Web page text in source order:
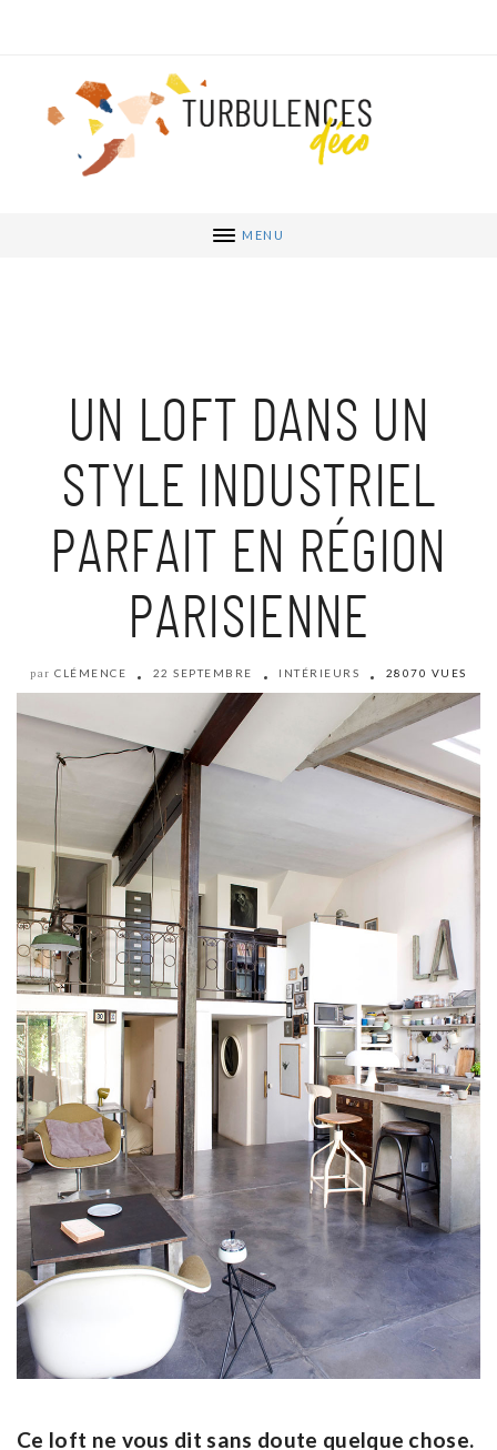
MENU
UN LOFT DANS UN
STYLE INDUSTRIEL
PARFAIT EN RÉGION
PARISIENNE
par CLÉMENCE 22 SEPTEMBRE INTÉRIEURS 28070 VUES
Ce loft ne vous dit sans doute quelque chose.